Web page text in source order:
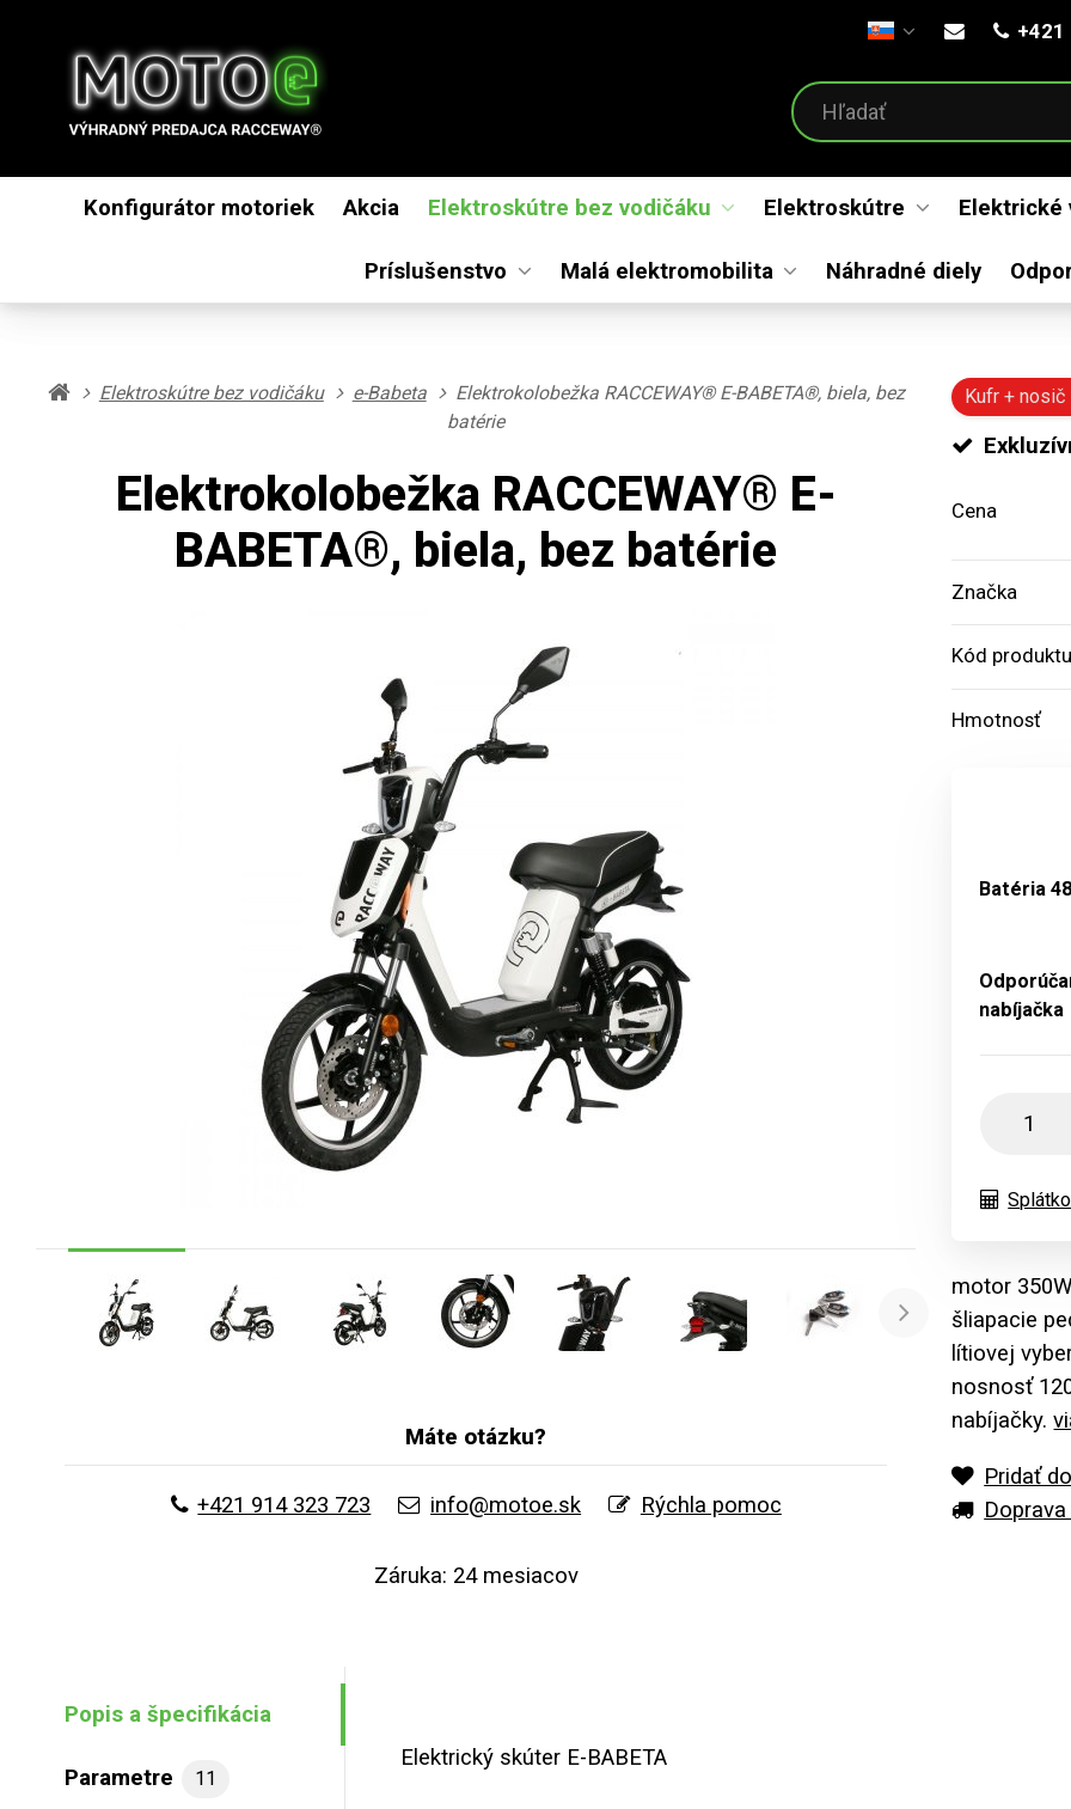
Otvoriť menu
+421
Konfigurátor motoriek Akcia Elektroskútre bez vodičáku Elektroskútre Elektrické
Príslušenstvo Malá elektromobilita Náhradné diely
Elektroskútre bez vodičáku e-Babeta
Elektrokolobežka RACCEWAY® E-BABETA®, biela, bez
batérie
Elektrokolobežka RACCEWAY® E-
BABETA®, biela, bez batérie
Ďalej
Máte otázku?
+421 914 323 723 info@motoe.sk Rýchla pomoc
Záruka: 24 mesiacov
Kufr +
Cena
Značka
Kód
Hmotnosť
Batéria
nabíjačka
motor
šliapacie
lítiovej
nosnosť
nabíjačky.
Pridať
Popis a špecifikácia
Parametre 11
Elektrický skúter E-BABETA